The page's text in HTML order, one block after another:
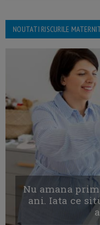
NOUTATI RISCURILE
Nu amana
ani. Iata ce